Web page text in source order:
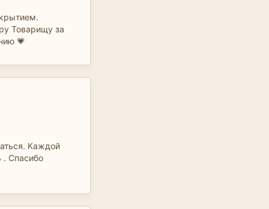
Товарищу за
💗
Каждой
. Спасибо